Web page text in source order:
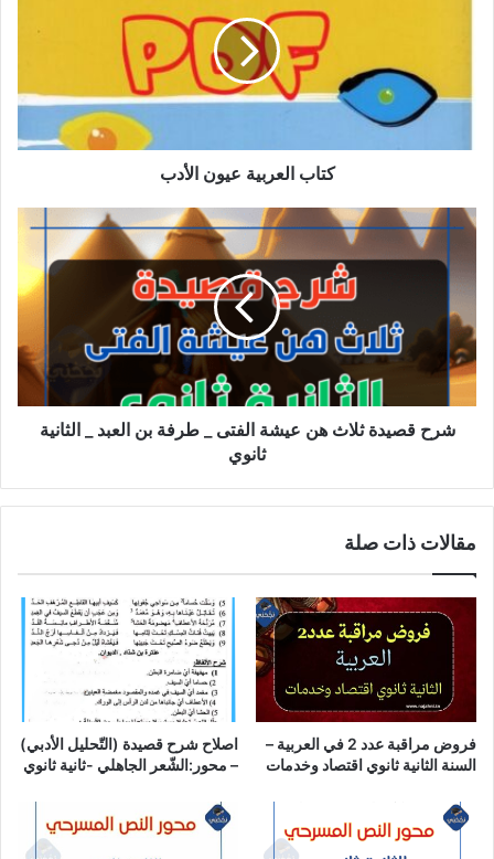
كتاب العربية عيون الأدب
شرح
هن
عيشة
الفتى
_
طرفة
بن
العبدشرح قصيدة ثلاث هن عيشة الفتى _ طرفة بن العبد _ الثانية
ثانوي
مقالات ذات صلة
فروض مراقبة عدد 2 في العربية –
السنة الثانية ثانوي اقتصاد وخدمات
اصلاح شرح قصيدة (التّحليل الأدبي)
– محور:الشّعر الجاهلي -ثانية ثانوي